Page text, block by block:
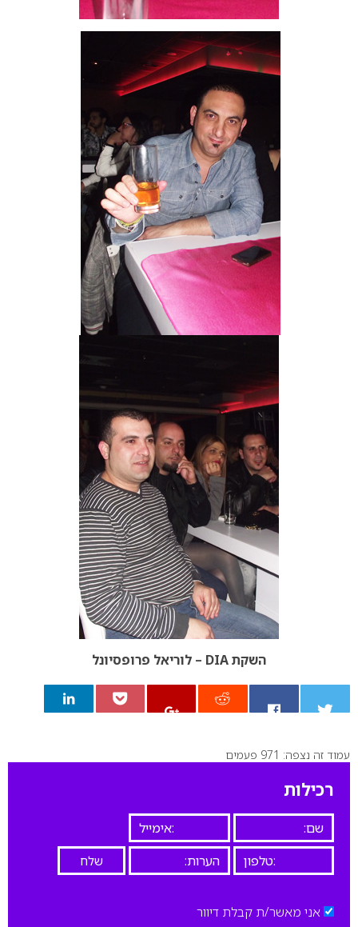
השקת DIA – לוריאל פרופסיונל
0
עמוד זה נצפה: 971 פעמים
רכילות
אני מאשר/ת קבלת דיוור